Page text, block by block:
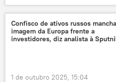
Europa
Theo Francken
Vladimir Putin
Viktor Orbán
Bélgica
Vladimir
Confisco de ativos russos
imagem da Europa frente a
investidores, diz analista à
1 de outubro 2025, 15:04